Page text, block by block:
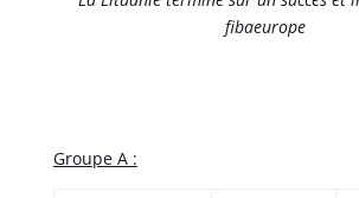
fibaeurope
Groupe A :